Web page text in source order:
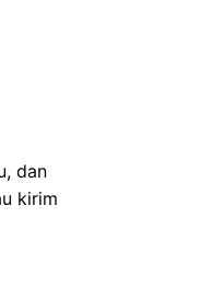
dan
kirim